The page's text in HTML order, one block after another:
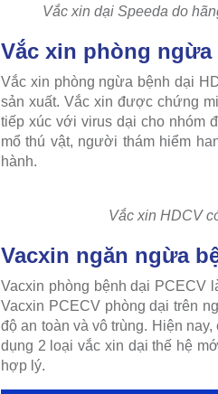
Vắc xin dại Speeda do
Vắc xin phòng ngừa
Vắc xin phòng ngừa bệnh dại
sản xuất. Vắc xin được chứng
tiếp xúc với virus dại cho nhóm
mổ thú vật, người thám hiểm
hành.
Vắc xin HDCV
Vacxin ngăn ngừa
Vacxin phòng bệnh dại PCECV
Vacxin PCECV phòng dại trên
độ an toàn và vô trùng. Hiện
dụng 2 loại vắc xin dại thế hệ
hợp lý.